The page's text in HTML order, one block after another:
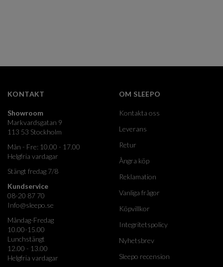
KONTAKT
Showroom
Markvardsgatan 9
113 53 Stockholm
Mån - Fre: 10.00 - 17.00
Helgfria vardagar
Stängt fredag 7/8
Kundservice
08-20 87 70
Info@sleepo.se
Måndag-Fredag
10.00-15.00
Lunchstängt
12.00 - 13.00
Helgfria vardagar
OM SLEEPO
Kontakta oss
Leverans
Retur
Ångra köp
Reklamation
Vanliga frågor
Köpvillkor
Integritetspolicy
Nyhetsbrev
Sleepo recension